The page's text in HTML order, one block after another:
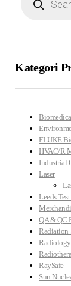
Kategori
FLUKE
HVAC/R
Industrial
Laser
Leeds
QA & QC
Radiation
RaySafe
Sun